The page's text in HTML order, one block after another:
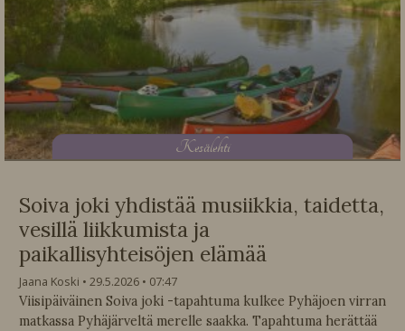
Kesälehti
Soiva joki yhdistää musiikkia, taidetta,
vesillä liikkumista ja
paikallisyhteisöjen elämää
Jaana Koski 29.5.2026
07:47
Viisipäiväinen Soiva joki -tapahtuma kulkee Pyhäjoen virran
matkassa Pyhäjärveltä merelle saakka. Tapahtuma herättää